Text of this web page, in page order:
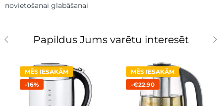
novietošanai glabāšanai
Papildus Jums varētu interesēt
MĒS IESAKĀM
-16%
MĒS IESAKĀM
-€22.90